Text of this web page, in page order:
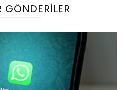
GÖNDERILER